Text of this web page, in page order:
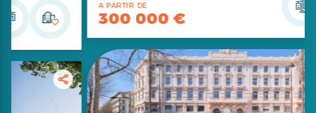
A PARTIR DE
300 000 €